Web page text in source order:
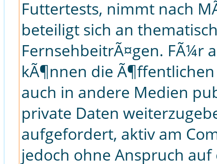
Futtertests, nimmt nach
beteiligt sich an
FernsehbeitrÃ¤gen. FÃ¼r
kÃ¶nnen die
auch in andere Medien
private Daten
aufgefordert, aktiv am
jedoch ohne Anspruch